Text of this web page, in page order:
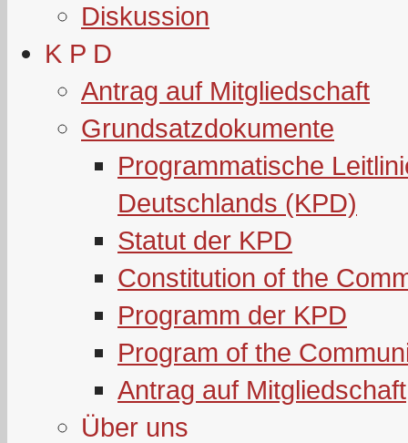
Diskussion
K P D
Antrag auf Mitgliedschaft
Grundsatzdokumente
Programmatische
Deutschlands (KPD)
Statut der KPD
Constitution of the
Programm der KPD
Program of the
Antrag auf Mitgliedschaft
Über uns